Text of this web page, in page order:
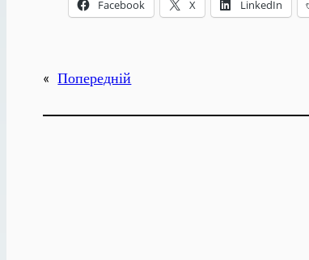
Facebook X LinkedIn
« Попередній